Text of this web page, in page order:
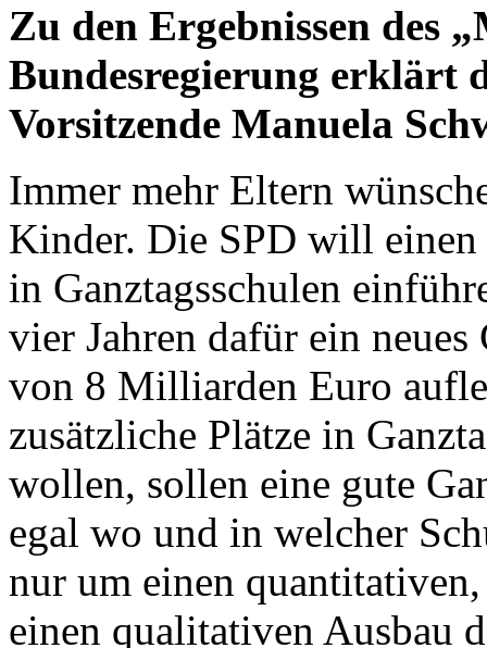
Zu den Ergebnissen des
Bundesregierung erklärt
Vorsitzende Manuela
Immer mehr Eltern
Kinder. Die SPD will einen
in Ganztagsschulen
vier Jahren dafür ein
von 8 Milliarden Euro
zusätzliche Plätze in
wollen, sollen eine gute
egal wo und in welcher
nur um einen
einen qualitativen Ausbau